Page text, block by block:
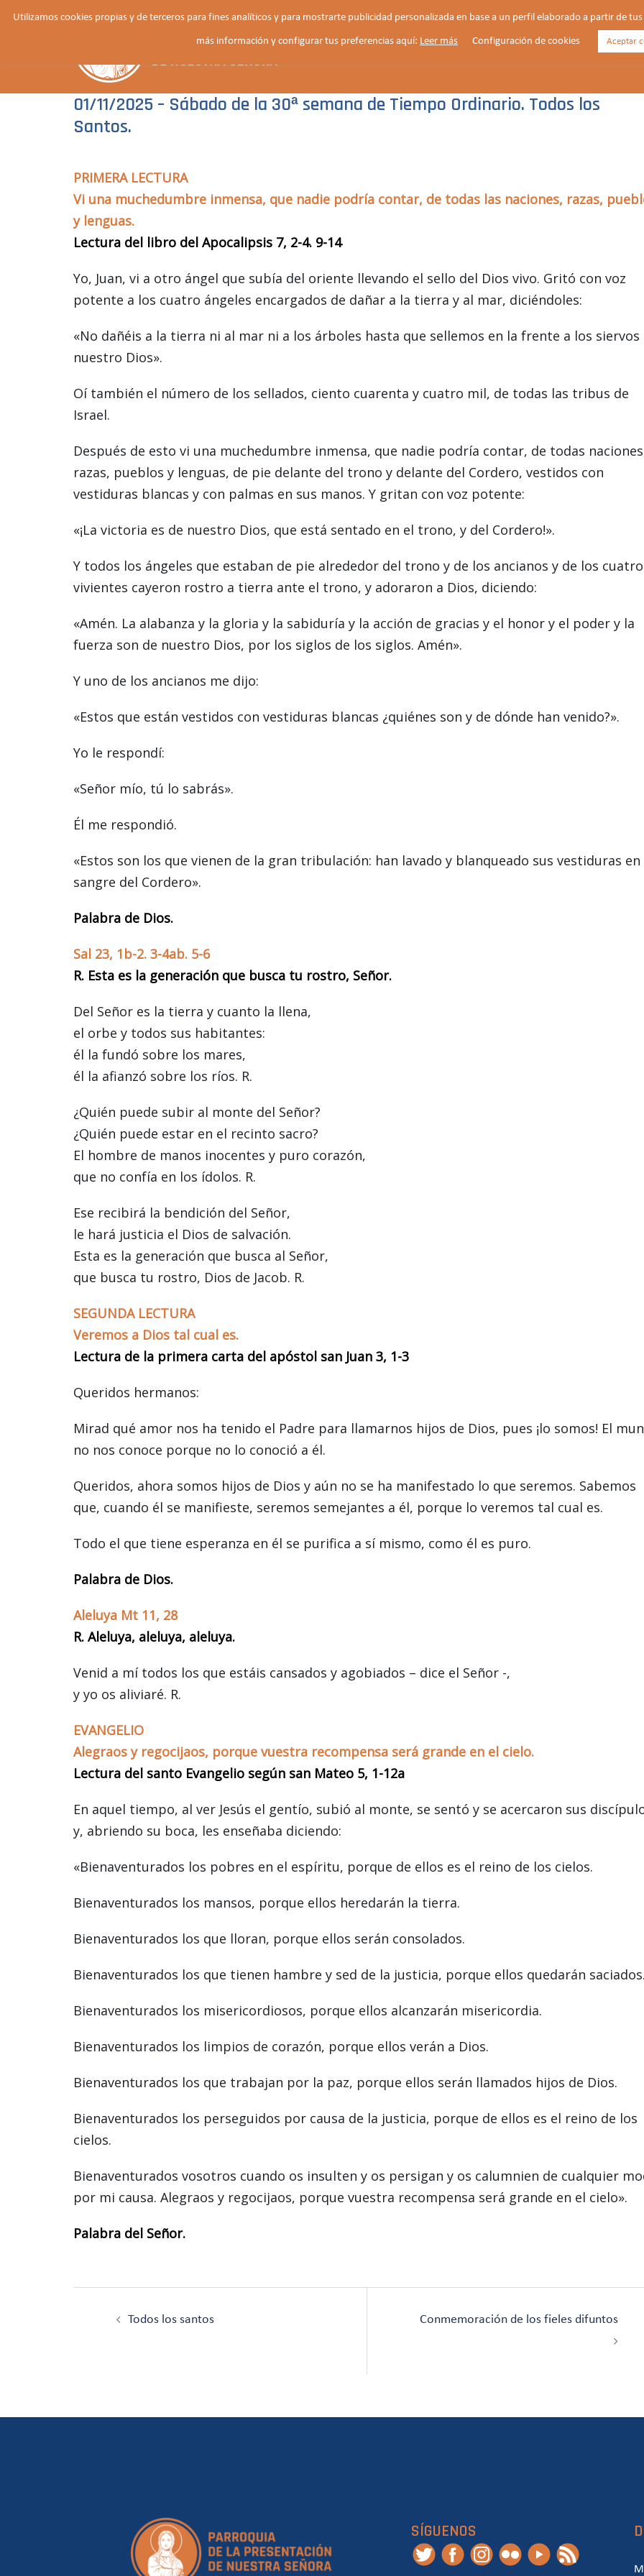
Saltar
HORARIOS VIDA PARROQUIAL NOTICIAS
01/11/2025 – Sábado de la 30ª semana de Tiempo Ordinario. Todos los
Santos.
PRIMERA LECTURA
Vi una muchedumbre inmensa, que nadie podría contar, de todas las naciones, razas,
y lenguas.
Lectura del libro del Apocalipsis 7, 2-4. 9-14
Yo, Juan, vi a otro ángel que subía del oriente llevando el sello del Dios vivo. Gritó con voz
potente a los cuatro ángeles encargados de dañar a la tierra y al mar, diciéndoles:
«No dañéis a la tierra ni al mar ni a los árboles hasta que sellemos en la frente a los siervos
nuestro Dios».
Oí también el número de los sellados, ciento cuarenta y cuatro mil, de todas las tribus de
Israel.
Después de esto vi una muchedumbre inmensa, que nadie podría contar, de todas
razas, pueblos y lenguas, de pie delante del trono y delante del Cordero, vestidos con
vestiduras blancas y con palmas en sus manos. Y gritan con voz potente:
«¡La victoria es de nuestro Dios, que está sentado en el trono, y del Cordero!».
Y todos los ángeles que estaban de pie alrededor del trono y de los ancianos y de los cuatro
vivientes cayeron rostro a tierra ante el trono, y adoraron a Dios, diciendo:
«Amén. La alabanza y la gloria y la sabiduría y la acción de gracias y el honor y el poder y la
fuerza son de nuestro Dios, por los siglos de los siglos. Amén».
Y uno de los ancianos me dijo:
«Estos que están vestidos con vestiduras blancas ¿quiénes son y de dónde han venido?».
Yo le respondí:
«Señor mío, tú lo sabrás».
Él me respondió.
«Estos son los que vienen de la gran tribulación: han lavado y blanqueado sus vestiduras en
sangre del Cordero».
Palabra de Dios.
Sal 23, 1b-2. 3-4ab. 5-6
R. Esta es la generación que busca tu rostro, Señor.
Del Señor es la tierra y cuanto la llena,
el orbe y todos sus habitantes:
él la fundó sobre los mares,
él la afianzó sobre los ríos. R.
¿Quién puede subir al monte del Señor?
¿Quién puede estar en el recinto sacro?
El hombre de manos inocentes y puro corazón,
que no confía en los ídolos. R.
Ese recibirá la bendición del Señor,
le hará justicia el Dios de salvación.
Esta es la generación que busca al Señor,
que busca tu rostro, Dios de Jacob. R.
SEGUNDA LECTURA
Veremos a Dios tal cual es.
Lectura de la primera carta del apóstol san Juan 3, 1-3
Queridos hermanos:
Mirad qué amor nos ha tenido el Padre para llamarnos hijos de Dios, pues ¡lo somos! El
no nos conoce porque no lo conoció a él.
Queridos, ahora somos hijos de Dios y aún no se ha manifestado lo que seremos. Sabemos
que, cuando él se manifieste, seremos semejantes a él, porque lo veremos tal cual es.
Todo el que tiene esperanza en él se purifica a sí mismo, como él es puro.
Palabra de Dios.
Aleluya Mt 11, 28
R. Aleluya, aleluya, aleluya.
Venid a mí todos los que estáis cansados y agobiados – dice el Señor -,
y yo os aliviaré. R.
EVANGELIO
Alegraos y regocijaos, porque vuestra recompensa será grande en el cielo.
Lectura del santo Evangelio según san Mateo 5, 1-12a
En aquel tiempo, al ver Jesús el gentío, subió al monte, se sentó y se acercaron sus
y, abriendo su boca, les enseñaba diciendo:
«Bienaventurados los pobres en el espíritu, porque de ellos es el reino de los cielos.
Bienaventurados los mansos, porque ellos heredarán la tierra.
Bienaventurados los que lloran, porque ellos serán consolados.
Bienaventurados los que tienen hambre y sed de la justicia, porque ellos quedarán
Bienaventurados los misericordiosos, porque ellos alcanzarán misericordia.
Bienaventurados los limpios de corazón, porque ellos verán a Dios.
Bienaventurados los que trabajan por la paz, porque ellos serán llamados hijos de Dios.
Bienaventurados los perseguidos por causa de la justicia, porque de ellos es el reino de los
cielos.
Bienaventurados vosotros cuando os insulten y os persigan y os calumnien de cualquier
por mi causa. Alegraos y regocijaos, porque vuestra recompensa será grande en el cielo».
Palabra del Señor.
Todos los santos Conmemoración de los fieles difuntos
SÍGUENOS
Utilizamos cookies propias y de terceros para fines analíticos y para mostrarte publicidad personalizada en base a un perfil elaborado a partir de
más información y configurar tus preferencias aquí: Leer más Configuración de cookies Aceptar